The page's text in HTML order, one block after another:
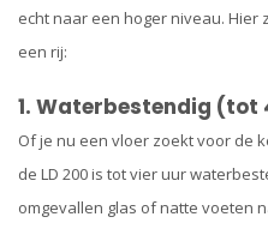
echt naar een hoger niveau.
een rij:
1. Waterbestendig (tot
Of je nu een vloer zoekt voor de
de LD 200 is tot vier uur
omgevallen glas of natte voeten